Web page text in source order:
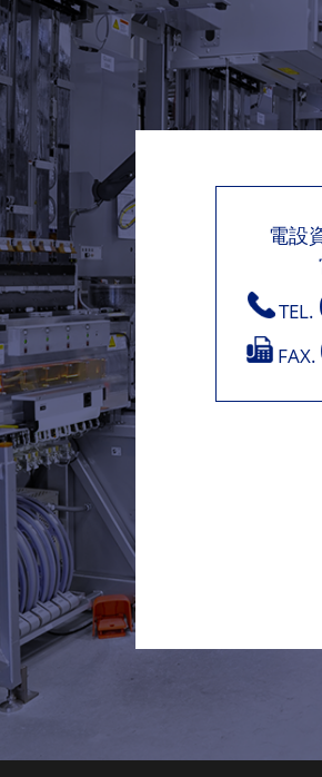
電設
TEL.
FAX.